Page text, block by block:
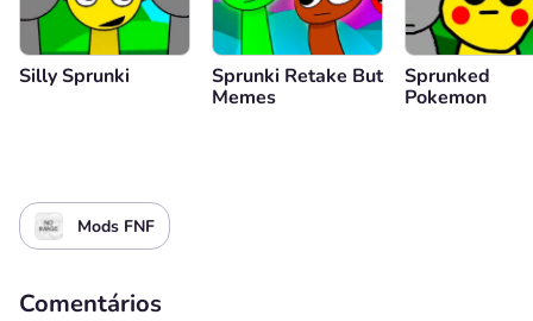
Silly Sprunki
Sprunki Retake But
Memes
Sprunked
Pokemon
Mods FNF
Comentários